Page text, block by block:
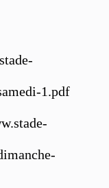
1.pdf